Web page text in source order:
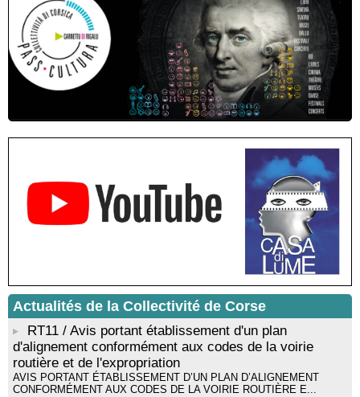
municipal - Zonza
Conférence : "Pratiques magico-religieuses et rituels de
protection de la Corse agro-pastorale" animée par Jean-Jacques
Andreani - Bucugnà / Zonza
Residenza di scrittura di Angela Nicolai, Trà Corsica è
Sardegna - Mediateca di castagniccia Mare è monti - I Fulelli
Résidence d’écriture et de recherche de l’écrivaine Cécilia
Castelli - Institut Mémoires de l'Edition Contemporaine - Caen /
Médiathèque de Castagniccia Mare et Monti - I Fulelli
Rencontre / dédicace avec Lucrèce Luciani autour de son
livre « La ballade du pendu du Niolu» - Mediateca territuriale di
Santa Lucia di Tallà
Mise en musique d’un livre jeunesse par Annik Meschinet,
musicienne pédagogue : Ateliers d’expression sonore, vocale,
rythmique et corporelle - Mediateca territuriale di Santa Lucia di
! Événement reporté ! Cycle de conférences peinture animé
Tallà
Actualités de la Collectivité de Corse
RT11 / Avis portant établissement d'un plan
d'alignement conformément aux codes de la voirie
routière et de l'expropriation
AVIS PORTANT ÉTABLISSEMENT D’UN PLAN D’ALIGNEMENT
CONFORMÉMENT AUX CODES DE LA VOIRIE ROUTIÈRE E...